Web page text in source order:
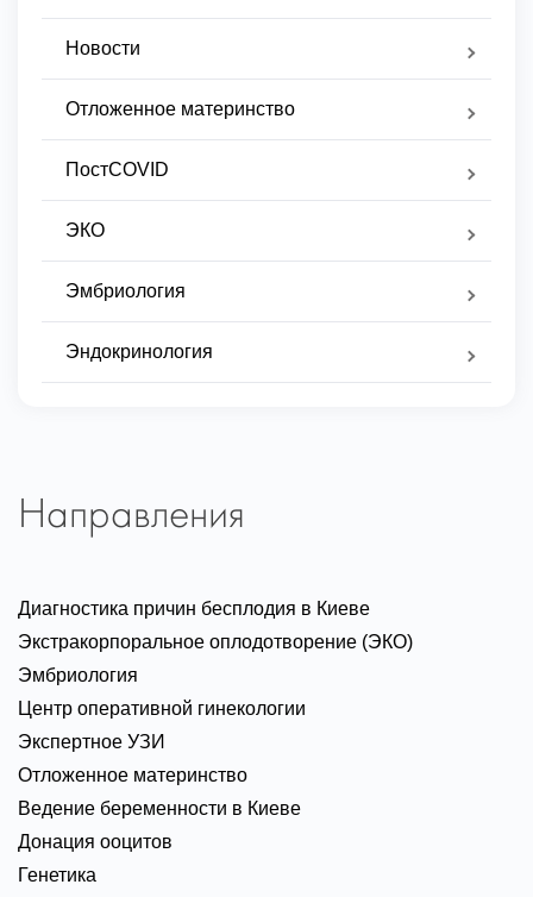
Новости
Отложенное материнство
ПостCOVID
ЭКО
Эмбриология
Эндокринология
Направления
Диагностика причин бесплодия в Киеве
Экстракорпоральное оплодотворение (ЭКО)
Эмбриология
Центр оперативной гинекологии
Экспертное УЗИ
Отложенное материнство
Ведение беременности в Киеве
Донация ооцитов
Генетика